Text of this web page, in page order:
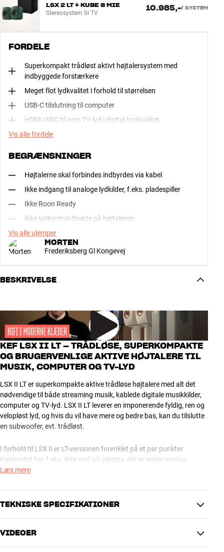
LSX 2 LT + KUBE 8 MIE
Stereosystem til TV
10.985,-/ SYSTEM
FORDELE
Superkompakt trådløst aktivt højtalersystem med
indbyggede forstærkere
Meget flot lydkvalitet i forhold til størrelsen
USB-C tilslutning til computer
HDMI/ARC til nem TV-lyd i digital topkvalitet
Vis alle fordele
BEGRÆNSNINGER
Højtalerne skal forbindes indbyrdes via kabel
Ikke indgang til analoge lydkilder, f.eks. pladespiller
Ikke Roon Ready
Ikke lydkontrol direkte på højtaleren
Vis alle ulemper
MORTEN
Frederiksberg Gl Kongevej
BESKRIVELSE
KEF LSX II LT – TRÅDLØSE, SUPERKOMPAKTE
OG BRUGERVENLIGE AKTIVE HØJTALERE TIL
MUSIK, COMPUTER OG TV-LYD
LSX II LT er superkompakte aktive trådløse højtalere med alt det
nødvendige til både streaming musik, kablede digitale musikkilder,
computer og TV-lyd. LSX II LT leverer en imponerende fyldig, ren og
velopløst lyd, og hvis du vil have mere og bedre bas, kan du tilslutte
en subwoofer, evt. trådløst.
I forhold til LSX II er LT-versionen forenklet på et par punkter.
Kabinettet har f.eks. ikke stof på siderne, der er ingen analog
lydingang (f.eks. til pladespiller), du må undvære Roon Ready, og de
USB-kabel. Kan du leve med disse begrænsninger, får du til gengæld
den samme lækre lyd for en væsentlig lavere pris.
og derfor kan du helt spare prisen på et separat anlæg med
Læs mere
TEKNISKE SPECIFIKATIONER
VIDEOER